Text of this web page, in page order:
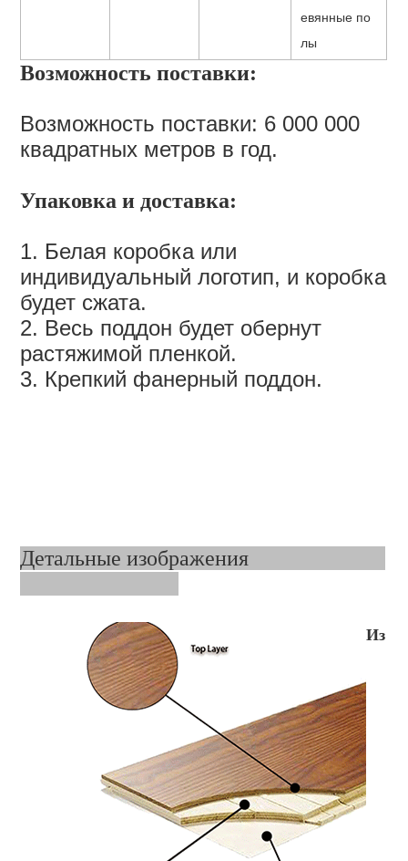
евянные по
лы
Возможность поставки:
Возможность поставки: 6 000 000
квадратных метров в год.
Упаковка и доставка:
1. Белая коробка или
индивидуальный логотип, и коробка
будет сжата.
2. Весь поддон будет обернут
растяжимой пленкой.
3. Крепкий фанерный поддон.
Детальные изображения
Из